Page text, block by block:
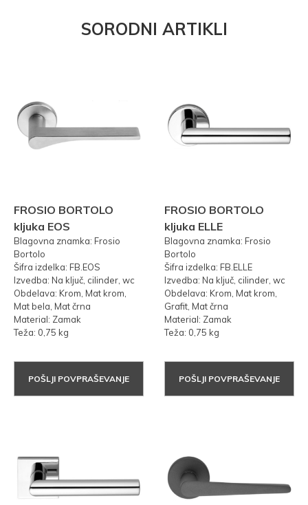
SORODNI ARTIKLI
FROSIO BORTOLO
kljuka EOS
Blagovna znamka: Frosio
Bortolo
Šifra izdelka: FB.EOS
Izvedba: Na ključ, cilinder, wc
Obdelava: Krom, Mat krom,
Mat bela, Mat črna
Material: Zamak
Teža: 0,75 kg
POŠLJI POVPRAŠEVANJE
FROSIO BORTOLO
kljuka ELLE
Blagovna znamka: Frosio
Bortolo
Šifra izdelka: FB.ELLE
Izvedba: Na ključ, cilinder, wc
Obdelava: Krom, Mat krom,
Grafit, Mat črna
Material: Zamak
Teža: 0,75 kg
POŠLJI POVPRAŠEVANJE